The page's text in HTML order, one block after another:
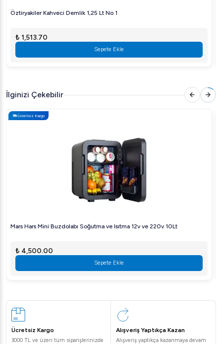
Öztiryakiler Kahveci Demlik 1,25 Lt No 1
₺ 1,513.70
Sepete Ekle
İlginizi Çekebilir
Ücretsiz Kargo
Mars Hars Mini Buzdolabı Soğutma ve Isıtma 12v ve 220v 10Lt
₺ 4,500.00
Sepete Ekle
Ücretsiz Kargo
3000 TL ve üzeri tüm siparişlerinizde
Alışveriş Yaptıkça Kazan
Alışveriş yaptıkça kazanmaya devam